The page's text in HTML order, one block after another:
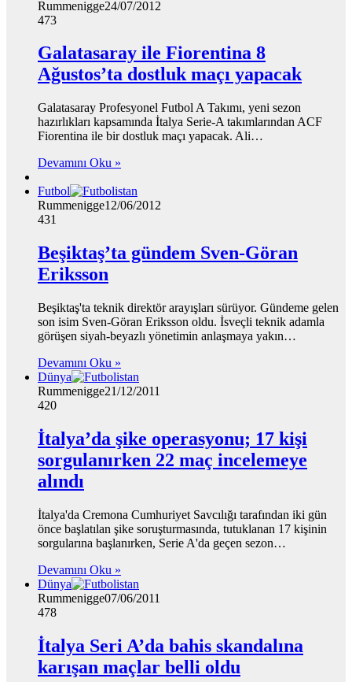
Rummenigge24/07/2012
473
Galatasaray ile Fiorentina 8
Ağustos’ta dostluk maçı yapacak
Galatasaray Profesyonel Futbol A Takımı, yeni sezon
hazırlıkları kapsamında İtalya Serie-A takımlarından ACF
Fiorentina ile bir dostluk maçı yapacak. Ali…
Devamını Oku »
Futbol
Rummenigge12/06/2012
431
Beşiktaş’ta gündem Sven-Göran
Eriksson
Beşiktaş'ta teknik direktör arayışları sürüyor. Gündeme gelen
son isim Sven-Göran Eriksson oldu. İsveçli teknik adamla
görüşen siyah-beyazlı yönetimin anlaşmaya yakın…
Devamını Oku »
Dünya
Rummenigge21/12/2011
420
İtalya’da şike operasyonu; 17 kişi
sorgulanırken 22 maç incelemeye
alındı
İtalya'da Cremona Cumhuriyet Savcılığı tarafından iki gün
önce başlatılan şike soruşturmasında, tutuklanan 17 kişinin
sorgularına başlanırken, Serie A'da geçen sezon…
Devamını Oku »
Dünya
Rummenigge07/06/2011
478
İtalya Seri A’da bahis skandalına
karışan maçlar belli oldu